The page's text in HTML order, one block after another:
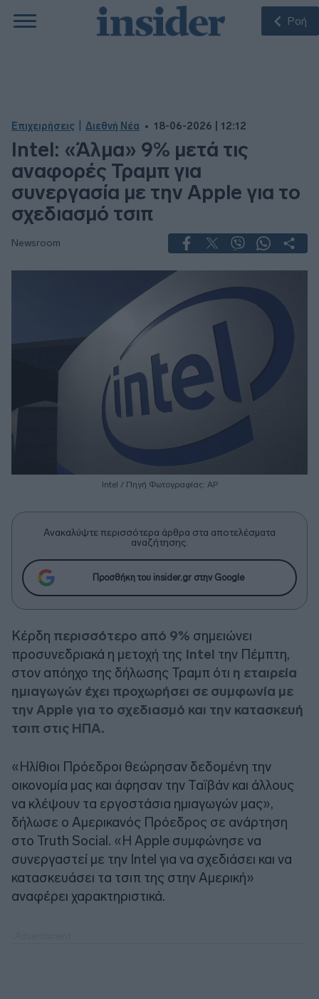
Ροή
Επιχειρήσεις Διεθνή Νέα 18-06-2026 | 12:12
Intel: «Άλμα» 9% μετά τις
αναφορές Τραμπ για
συνεργασία με την Apple για το
σχεδιασμό τσιπ
Newsroom
Intel / Πηγή Φωτογραφίας: ΑΡ
Ανακαλύψτε περισσότερα άρθρα στα αποτελέσματα
αναζήτησης.
Προσθήκη του insider.gr στην Google
Κέρδη περισσότερο από 9% σημειώνει
προσυνεδριακά η μετοχή της Intel την Πέμπτη,
στον απόηχο της δήλωσης Τραμπ ότι η εταιρεία
ημιαγωγών έχει προχωρήσει σε συμφωνία με
την Apple για το σχεδιασμό και την κατασκευή
τσιπ στις ΗΠΑ.
«Ηλίθιοι Πρόεδροι θεώρησαν δεδομένη την
οικονομία μας και άφησαν την Ταϊβάν και άλλους
να κλέψουν τα εργοστάσια ημιαγωγών μας»,
δήλωσε ο Αμερικανός Πρόεδρος σε ανάρτηση
στο Truth Social. «Η Apple συμφώνησε να
συνεργαστεί με την Intel για να σχεδιάσει και να
κατασκευάσει τα τσιπ της στην Αμερική»
αναφέρει χαρακτηριστικά.